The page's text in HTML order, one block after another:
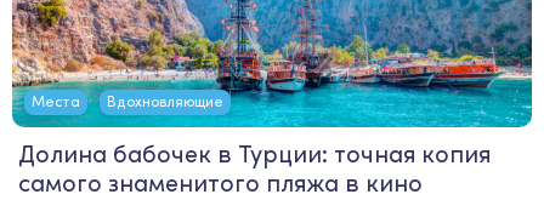
Места Вдохновляющие
Долина бабочек в Турции: точная копия
самого знаменитого пляжа в кино